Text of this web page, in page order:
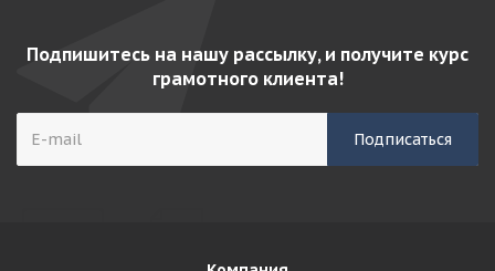
Подпишитесь на нашу рассылку, и получите курс
грамотного клиента!